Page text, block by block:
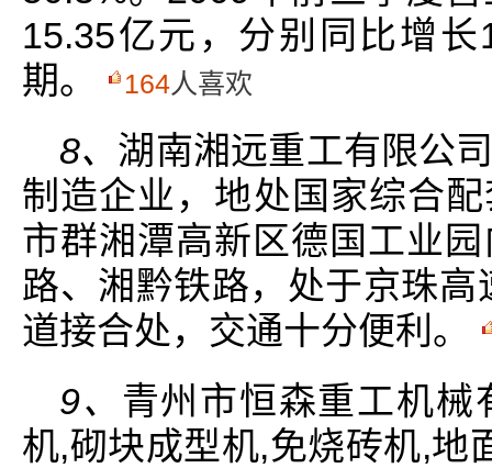
15.35亿元，分别同比增
期。
164人喜欢
8、 湖南湘远重工有限公
制造企业，地处国家综合
市群湘潭高新区德国工业
路、湘黔铁路，处于京珠
道接合处，交通十分便利。
9、 青州市恒森重工机械
机,砌块成型机,免烧砖机,地